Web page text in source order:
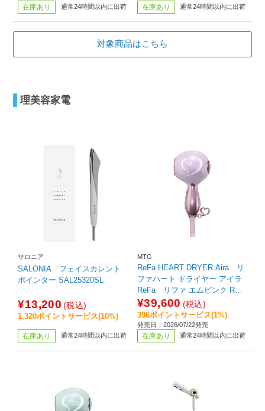
在庫あり 通常24時間以内に出荷 在庫あり 通常24時間以内に出荷
対象商品はこちら
理美容家電
サロニア
SALONIA フェイスカレント
ポインター SAL25320SL
¥13,200 (税込)
1,320ポイントサービス(10%)
在庫あり 通常24時間以内に出荷
MTG
ReFa HEART DRYER Aira リ
ファハート ドライヤー アイラ
ReFa リファ エムピンク RE-
CO-19A
¥39,600 (税込)
396ポイントサービス(1%)
発売日：2026/07/22発売
在庫あり 通常24時間以内に出荷